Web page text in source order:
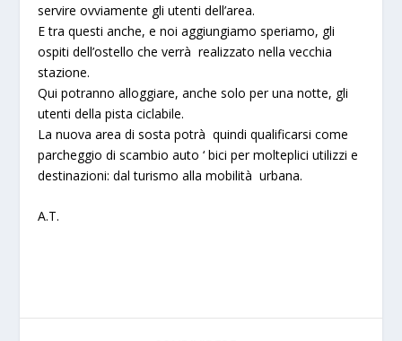
servire ovviamente gli utenti dell’area.
E tra questi anche, e noi aggiungiamo speriamo, gli
ospiti dell’ostello che verrà realizzato nella vecchia
stazione.
Qui potranno alloggiare, anche solo per una notte, gli
utenti della pista ciclabile.
La nuova area di sosta potrà quindi qualificarsi come
parcheggio di scambio auto ‘ bici per molteplici utilizzi e
destinazioni: dal turismo alla mobilità urbana.
A.T.